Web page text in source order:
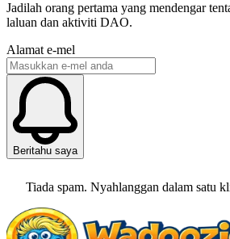
Jadilah orang pertama yang mendengar
laluan dan aktiviti DAO.
Alamat e-mel
Beritahu saya
Tiada spam. Nyahlanggan dalam satu